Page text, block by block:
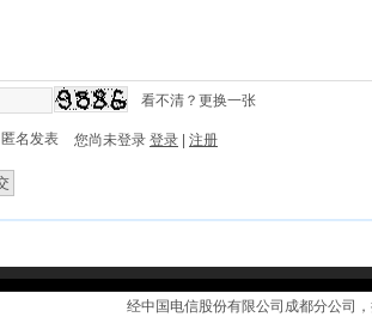
看不清？更换一张
匿名发表 您尚未登录 登录 注册
经中国电信股份有限公司成都分公
|支付方式 |配送说明 |